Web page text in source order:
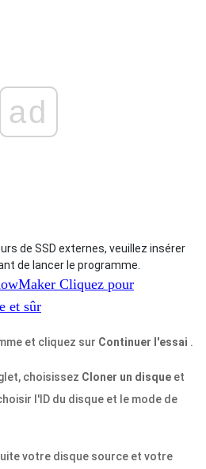
ad
de SSD externes, veuillez insérer
de lancer le programme.
Cliquez pour
et sûr
et cliquez sur Continuer l'essai .
choisissez Cloner un disque et
l'ID du disque et le mode de
votre disque source et votre